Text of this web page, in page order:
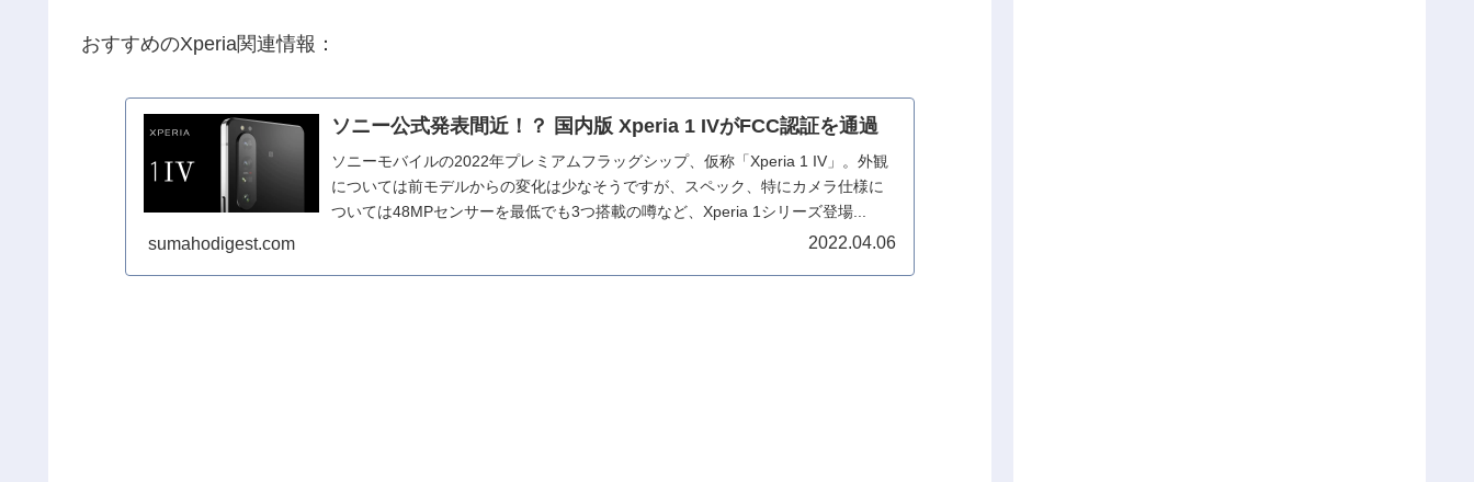
おすすめのXperia関連情報：
ソニー公式発表間近！？ 国内版 Xperia 1 IVがFCC認証を通過
ソニーモバイルの2022年プレミアムフラッグシップ、仮称「Xperia 1 IV」。外観
については前モデルからの変化は少なそうですが、スペック、特にカメラ仕様に
ついては48MPセンサーを最低でも3つ搭載の噂など、Xperia 1シリーズ登場...
sumahodigest.com 2022.04.06